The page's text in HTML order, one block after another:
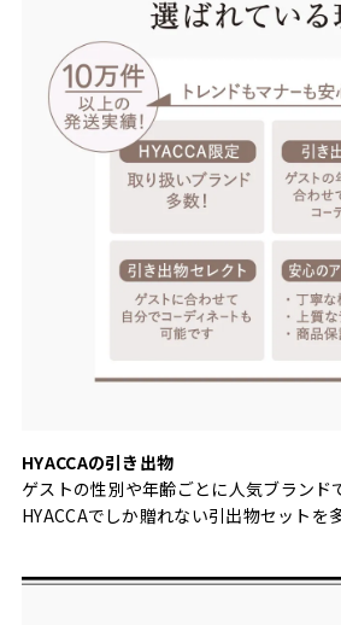
HYACCAの引き出物
ゲストの性別や年齢ごとに人気ブランド
HYACCAでしか贈れない引出物セットを